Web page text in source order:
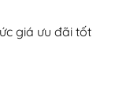
giá ưu đãi tốt